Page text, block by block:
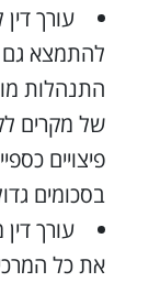
עורך
להתמצא גם
התנהלות
של מקרים
פיצויים
בסכומים
עורך
את כל